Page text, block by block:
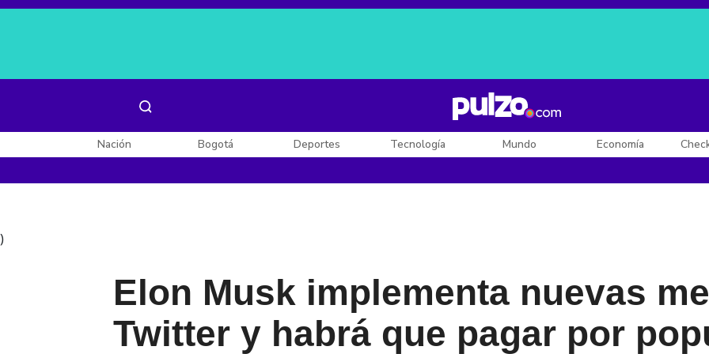
Posesión de De la Espriella
Nación Bogotá Deportes Tecnología Mundo Economía
)
Elon Musk implementa nuevas
Twitter y habrá que pagar por